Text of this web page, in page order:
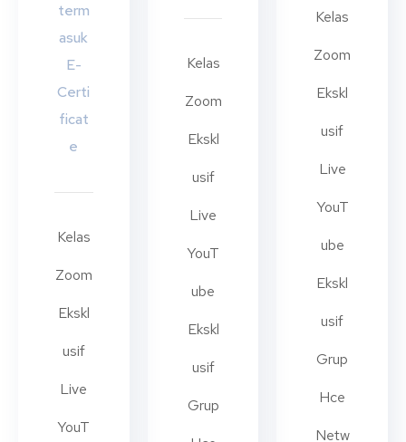
term
asuk
E-
Certi
ficat
e
Kelas
Zoom
Ekskl
usif
Live
YouT
Kelas
Zoom
Ekskl
usif
Live
YouT
ube
Ekskl
usif
Grup
Kelas
Zoom
Ekskl
usif
Live
YouT
ube
Ekskl
usif
Grup
Hce
Netw